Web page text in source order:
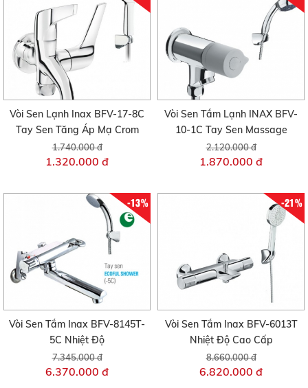
Vòi Sen Lạnh Inax BFV-17-8C
Tay Sen Tăng Áp Mạ Crom
1.740.000 đ
1.320.000 đ
Vòi Sen Tắm Lạnh INAX BFV-
10-1C Tay Sen Massage
2.120.000 đ
1.870.000 đ
-13%
Vòi Sen Tắm Inax BFV-8145T-
5C Nhiệt Độ
7.345.000 đ
6.370.000 đ
-21%
Vòi Sen Tắm Inax BFV-6013T
Nhiệt Độ Cao Cấp
8.660.000 đ
6.820.000 đ